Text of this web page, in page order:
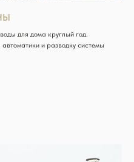
для дома круглый год.
и разводку системы